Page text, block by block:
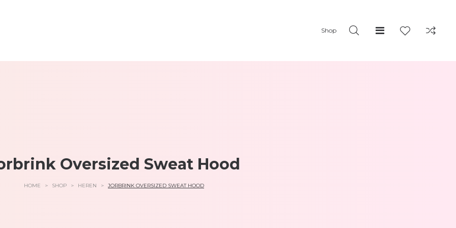
Shop
Oversized Sweat Hood
HOME > SHOP > HEREN > JORBRINK OVERSIZED SWEAT HOOD